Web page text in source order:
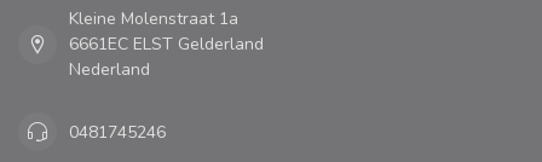
Kleine Molenstraat 1a
6661EC ELST Gelderland
Nederland
0481745246